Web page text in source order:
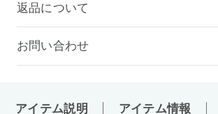
返品について
お問い合わせ
アイテム説明 アイテム情報